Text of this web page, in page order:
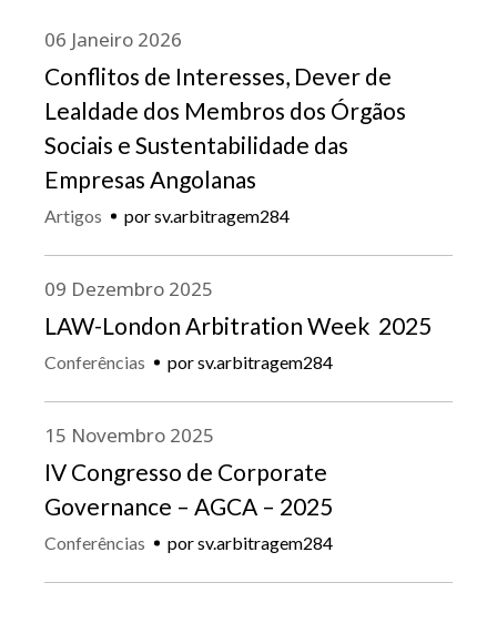
06 Janeiro 2026
Conflitos de Interesses, Dever de
Lealdade dos Membros dos Órgãos
Sociais e Sustentabilidade das
Empresas Angolanas
Artigos porsv.arbitragem284
09 Dezembro 2025
LAW-London Arbitration Week 2025
Conferências porsv.arbitragem284
15 Novembro 2025
IV Congresso de Corporate
Governance – AGCA – 2025
Conferências porsv.arbitragem284